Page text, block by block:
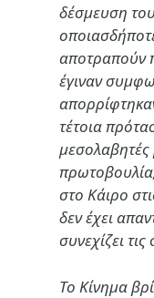
δέσμευση
αποτραπούν
έγιναν
τέτοια
μεσολαβητές
στο Κάιρο
δεν έχει
συνεχίζει
Το Κίνημα